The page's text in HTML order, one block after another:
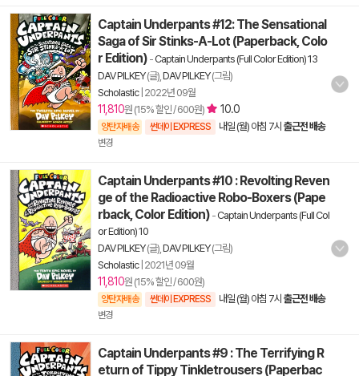
Captain Underpants #12: The Sensational
Saga of Sir Stinks-A-Lot (Paperback, Colo
r Edition) -Captain Underpants (Full Color Edition) 13
DAV PILKEY(글), DAV PILKEY(그림)
Scholastic| 2022년 09월
11,810원 (15% 할인 / 600원) 10.0
양탄자배송 썬데이 EXPRESS 내일 (월) 아침 7시 출근전 배송
변경
Captain Underpants #10 : Revolting Reven
ge of the Radioactive Robo-Boxers (Pape
rback, Color Edition) -Captain Underpants (Full Col
or Edition) 10
DAV PILKEY(글), DAV PILKEY(그림)
Scholastic| 2021년 09월
11,810원 (15% 할인 / 600원)
양탄자배송 썬데이 EXPRESS 내일 (월) 아침 7시 출근전 배송
변경
Captain Underpants #9 : The Terrifying R
eturn of Tippy Tinkletrousers (Paperbac